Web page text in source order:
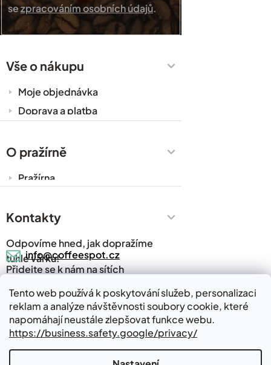
Tento web používá k poskytování služeb, personalizaci
reklam a analýze návštěvnosti soubory cookie, které
napomáhají neustále zlepšovat funkce webu.
https://business.safety.google/privacy/
sezpracováním osobních údajů.
Vše o nákupu
Moje objednávka
Doprava a platba
Zakázková výroba
Ochrana osobních údajů
O pražírně
Pražírna
Prodejny
Kávový slovník
Napsali o nás
Blog
Kontakty
Kontakty
Odpovíme hned, jak dopražíme
tuhle várku!
info@coffeespot.cz
Přidejte se k nám na sítích
Kde nás najdete